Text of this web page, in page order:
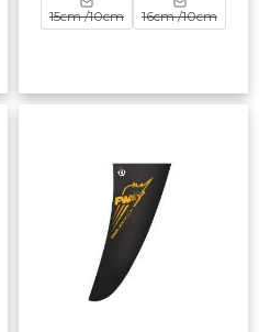
15cm /10cm 16cm /10cm